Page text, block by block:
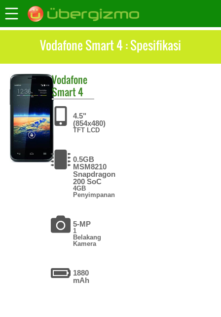
Vodafone Smart 4 : Spesifikasi
Vodafone
Smart 4
4.5"
(854x480)
TFT LCD
0.5GB
MSM8210
Snapdragon
200 SoC
4GB
Penyimpanan
5-MP
1
Belakang
Kamera
1880
mAh